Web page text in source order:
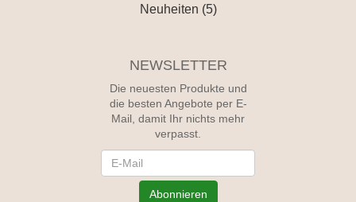
Neuheiten (5)
NEWSLETTER
Die neuesten Produkte und
die besten Angebote per E-
Mail, damit Ihr nichts mehr
verpasst.
Abonnieren